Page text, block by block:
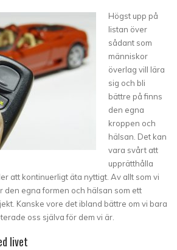
Högst upp på
listan över
sådant som
människor
överlag vill lära
sig och bli
bättre på finns
den egna
kroppen och
hälsan. Det kan
vara svårt att
upprätthålla
att kontinuerligt äta nyttigt. Av allt som vi
den egna formen och hälsan som ett
Kanske vore det ibland bättre om vi bara
oss själva för dem vi är.
livet